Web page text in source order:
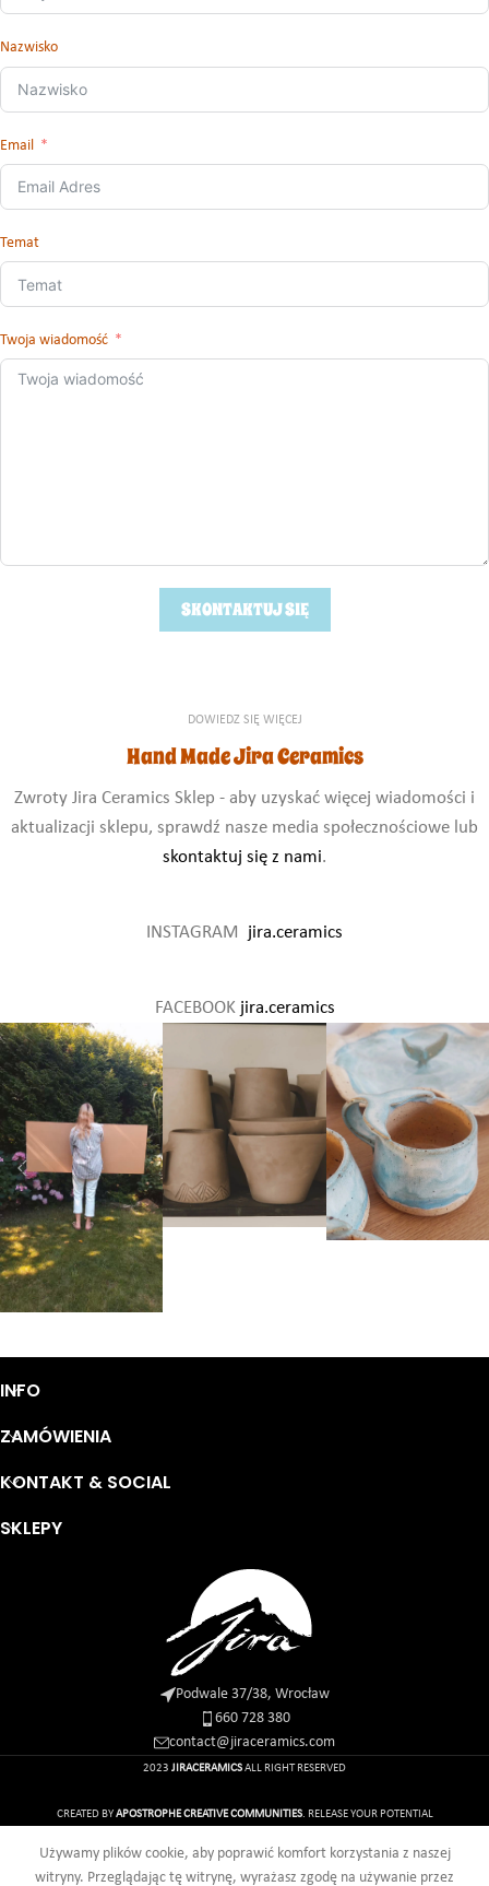
Nazwisko
Email
Temat
Twoja wiadomość
SKONTAKTUJ SIĘ
DOWIEDZ SIĘ WIĘCEJ
Hand Made Jira Ceramics
Zwroty Jira Ceramics Sklep - aby uzyskać więcej wiadomości i
aktualizacji sklepu, sprawdź nasze media społecznościowe lub
skontaktuj się z nami.
INSTAGRAM jira.ceramics
FACEBOOK jira.ceramics
INFO
ZAMÓWIENIA
KONTAKT & SOCIAL
SKLEPY
Podwale 37/38, Wrocław
660 728 380
contact@jiraceramics.com
2023 JIRACERAMICSALL RIGHT RESERVED
CREATED BYAPOSTROPHE CREATIVE COMMUNITIES. RELEASE YOUR POTENTIAL
Używamy plików cookie, aby poprawić komfort korzystania z naszej
witryny. Przeglądając tę witrynę, wyrażasz zgodę na używanie przez
Koszyk
Moje konto